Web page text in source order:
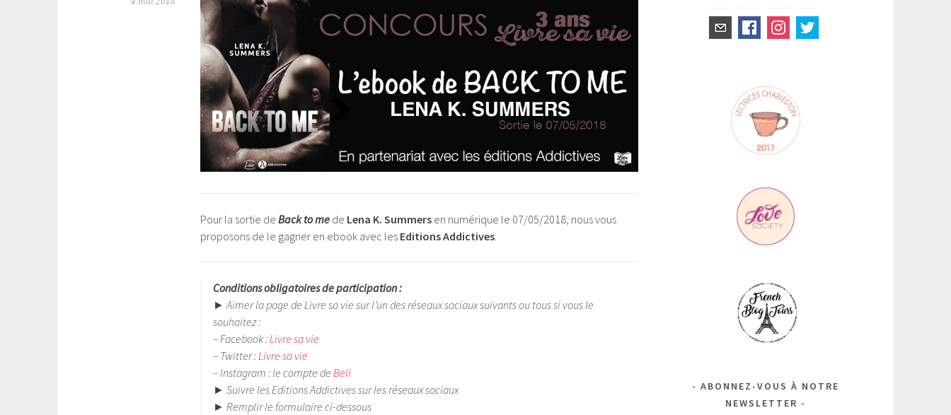
Pour la sortie de Back to me de Lena K. Summers en numérique le 07/05/2018, nous vous
proposons de le gagner en ebook avec les Editions Addictives.
Conditions obligatoires de participation :
► Aimer la page de Livre sa vie sur l’un des réseaux sociaux suivants ou tous si vous le
souhaitez :
– Facebook :Livre sa vie
– Twitter :Livre sa vie
– Instagram : le compte de Beli
► Suivre les Editions Addictives sur les réseaux sociaux
► Remplir le formulaire ci-dessous
ABONNEZ-VOUS À NOTRE
NEWSLETTER